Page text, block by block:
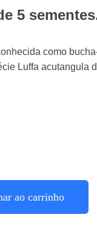
5
como
Luffa acutangula
ao carrinho